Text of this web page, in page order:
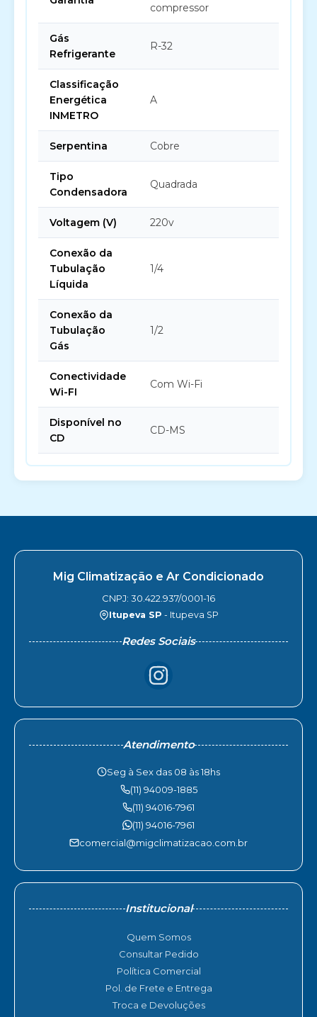
compressor
Gás
Refrigerante
R-32
Classificação
Energética
INMETRO
A
Serpentina Cobre
Tipo
Condensadora
Quadrada
Voltagem (V) 220v
Conexão da
Tubulação
Líquida
1/4
Conexão da
Tubulação
Gás
1/2
Conectividade
Wi-FI
Com Wi-Fi
Disponível no
CD
CD-MS
Mig Climatização e Ar Condicionado
CNPJ: 30.422.937/0001-16
Itupeva SP - Itupeva SP
Redes Sociais
Atendimento
Seg à Sex das 08 às 18hs
(11) 94009-1885
(11) 94016-7961
(11) 94016-7961
comercial@migclimatizacao.com.br
Institucional
Quem Somos
Consultar Pedido
Política Comercial
Pol. de Frete e Entrega
Troca e Devoluções